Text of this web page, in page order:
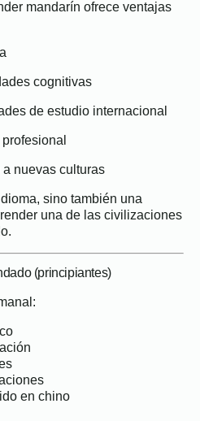
mandarín ofrece ventajas
cognitivas
de estudio internacional
nuevas culturas
sino también una
una de las civilizaciones
(principiantes)
en chino